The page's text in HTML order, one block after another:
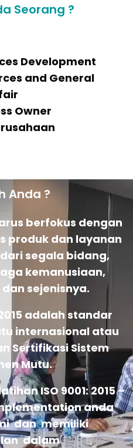
Seorang ?
Development
and General
Owner
Anda ?
berfokus dengan
produk dan layanan
segala bidang,
kemanusiaan,
sejenisnya.
adalah standar
internasional atau
Sertifikasi Sistem
Mutu.
ISO 9001: 2015 –
anda
dan memiliki
dalam